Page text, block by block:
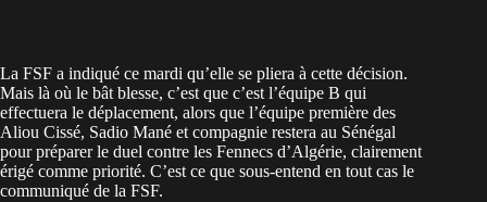
La FSF a indiqué ce mardi qu’elle se pliera à cette décision.
Mais là où le bât blesse, c’est que c’est l’équipe B qui
effectuera le déplacement, alors que l’équipe première des
Aliou Cissé, Sadio Mané et compagnie restera au Sénégal
pour préparer le duel contre les Fennecs d’Algérie, clairement
érigé comme priorité. C’est ce que sous-entend en tout cas le
communiqué de la FSF.